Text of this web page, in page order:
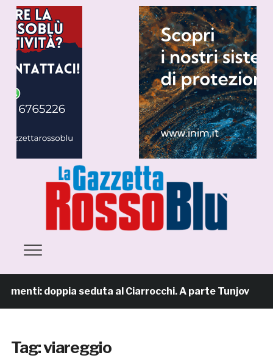
doppia seduta al Ciarrocchi. A parte Tunjov
Tag:viareggio